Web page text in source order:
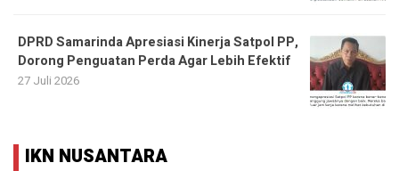
DPRD Samarinda Apresiasi Kinerja Satpol PP,
Dorong Penguatan Perda Agar Lebih Efektif
27 Juli 2026
IKN NUSANTARA